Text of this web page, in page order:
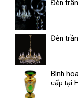
Đèn
Đèn trần
Bình
cấp tại